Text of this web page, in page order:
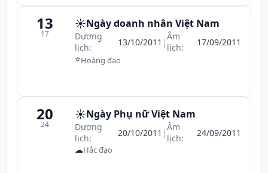
13
17
☀️Ngày doanh nhân Việt Nam
Dương
lịch:
13/10/2011 |Âm
lịch:
17/09/2011
⭐Hoàng đạo
20
24
☀️Ngày Phụ nữ Việt Nam
Dương
lịch:
20/10/2011 |Âm
lịch:
24/09/2011
☁Hắc đạo